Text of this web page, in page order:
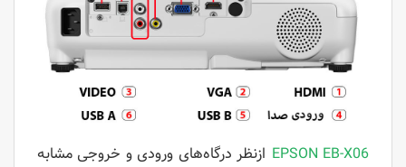
EPSON EB-X06 ازنظر درگاه‌های ورودی و خروجی مشابه